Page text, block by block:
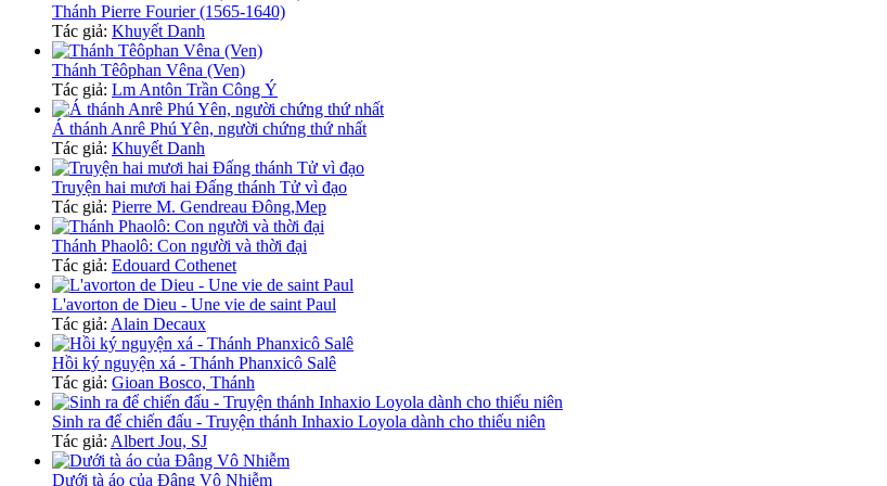
Thánh Pierre Fourier (1565-1640)
Tác giả: Khuyết Danh
Thánh Têôphan Vêna (Ven)
Tác giả: Lm Antôn Trần Công Ý
Á thánh Anrê Phú Yên, người chứng thứ nhất
Tác giả: Khuyết Danh
Truyện hai mươi hai Đấng thánh Tử vì đạo
Tác giả: Pierre M. Gendreau Đông,Mep
Thánh Phaolô: Con người và thời đại
Tác giả: Edouard Cothenet
L'avorton de Dieu - Une vie de saint Paul
Tác giả: Alain Decaux
Hồi ký nguyện xá - Thánh Phanxicô Salê
Tác giả: Gioan Bosco, Thánh
Sinh ra để chiến đấu - Truyện thánh Inhaxio Loyola dành cho thiếu niên
Tác giả: Albert Jou, SJ
Dưới tà áo của Đâng Vô Nhiễm